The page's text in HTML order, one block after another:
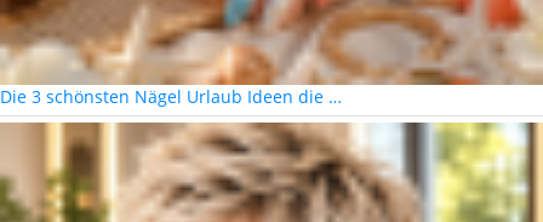
Die 3 schönsten Nägel Urlaub Ideen die …